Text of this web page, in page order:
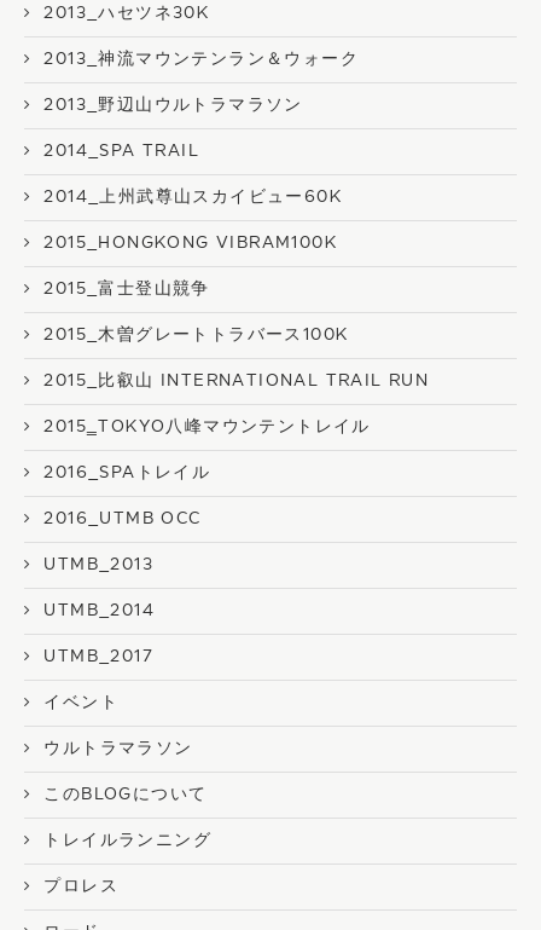
2013_ハセツネ30K
2013_神流マウンテンラン＆ウォーク
2013_野辺山ウルトラマラソン
2014_SPA TRAIL
2014_上州武尊山スカイビュー60K
2015_HONGKONG VIBRAM100K
2015_富士登山競争
2015_木曽グレートトラバース100K
2015_比叡山 INTERNATIONAL TRAIL RUN
2015‗TOKYO八峰マウンテントレイル
2016_SPAトレイル
2016_UTMB OCC
UTMB_2013
UTMB_2014
UTMB_2017
イベント
ウルトラマラソン
このBLOGについて
トレイルランニング
プロレス